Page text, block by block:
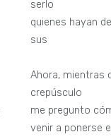
serlo
quienes hayan
sus
Ahora, mientras
crepúsculo
me pregunto
venir a ponerse